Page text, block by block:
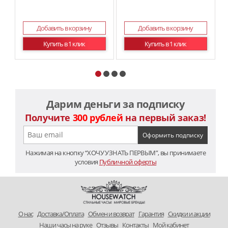
Добавить в корзину
Купить в 1 клик
Добавить в корзину
Купить в 1 клик
Дарим деньги за подписку
Получите 300 рублей на первый заказ!
Нажимая на кнопку “ХОЧУ УЗНАТЬ ПЕРВЫМ”, вы принимаете
условия Публичной оферты
O нас Доставка/Оплата Обмен и возврат Гарантия Скидки и акции
Наши часы на руке Отзывы Контакты Мой кабинет